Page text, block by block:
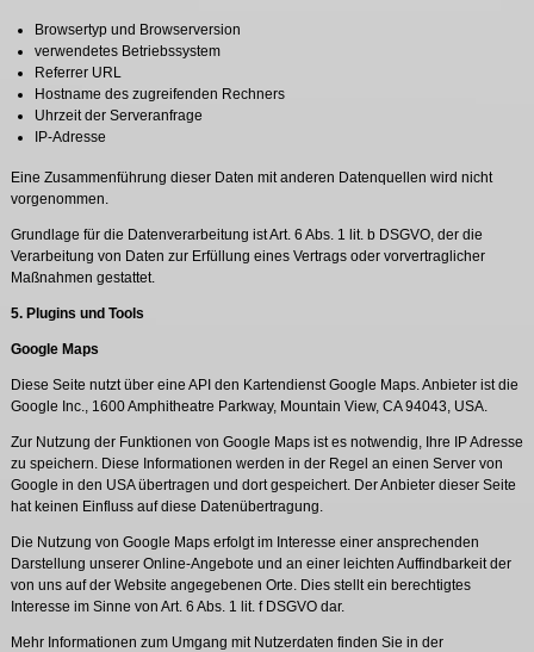
Browsertyp und Browserversion
verwendetes Betriebssystem
Referrer URL
Hostname des zugreifenden Rechners
Uhrzeit der Serveranfrage
IP-Adresse
Eine Zusammenführung dieser Daten mit anderen Datenquellen wird nicht
vorgenommen.
Grundlage für die Datenverarbeitung ist Art. 6 Abs. 1 lit. b DSGVO, der die
Verarbeitung von Daten zur Erfüllung eines Vertrags oder vorvertraglicher
Maßnahmen gestattet.
5. Plugins und Tools
Google Maps
Diese Seite nutzt über eine API den Kartendienst Google Maps. Anbieter ist die
Google Inc., 1600 Amphitheatre Parkway, Mountain View, CA 94043, USA.
Zur Nutzung der Funktionen von Google Maps ist es notwendig, Ihre IP Adresse
zu speichern. Diese Informationen werden in der Regel an einen Server von
Google in den USA übertragen und dort gespeichert. Der Anbieter dieser Seite
hat keinen Einfluss auf diese Datenübertragung.
Die Nutzung von Google Maps erfolgt im Interesse einer ansprechenden
Darstellung unserer Online-Angebote und an einer leichten Auffindbarkeit der
von uns auf der Website angegebenen Orte. Dies stellt ein berechtigtes
Interesse im Sinne von Art. 6 Abs. 1 lit. f DSGVO dar.
Mehr Informationen zum Umgang mit Nutzerdaten finden Sie in der